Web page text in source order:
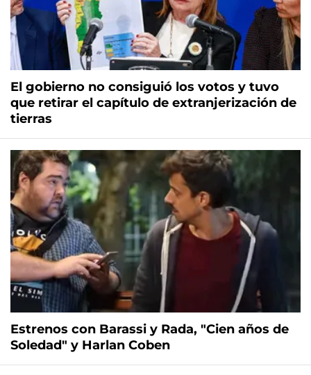
El gobierno no consiguió los votos y tuvo
que retirar el capítulo de extranjerización de
tierras
Estrenos con Barassi y Rada, "Cien años de
Soledad" y Harlan Coben